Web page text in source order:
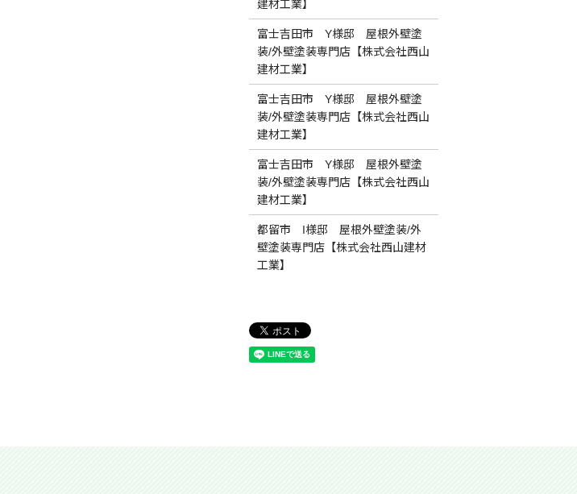
建材工業】
富士吉田市 Y様邸 屋根外壁塗
装/外壁塗装専門店【株式会社西山
建材工業】
富士吉田市 Y様邸 屋根外壁塗
装/外壁塗装専門店【株式会社西山
建材工業】
富士吉田市 Y様邸 屋根外壁塗
装/外壁塗装専門店【株式会社西山
建材工業】
都留市 I様邸 屋根外壁塗装/外
壁塗装専門店【株式会社西山建材
工業】